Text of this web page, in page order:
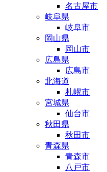
名古屋市
岐阜県
岐阜市
岡山県
岡山市
広島県
広島市
北海道
札幌市
宮城県
仙台市
秋田県
秋田市
青森県
青森市
八戸市